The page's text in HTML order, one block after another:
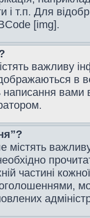
і т.п. Для
[img].
важливу
в
містять
частині